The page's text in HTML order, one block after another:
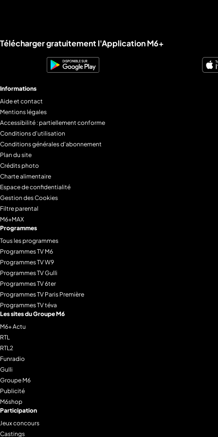
Liens utiles M6+.
Télécharger gratuitement l'Application M6+
Informations
Aide et contact
Mentions légales
Accessibilité : partiellement conforme
Conditions d'utilisation
Conditions générales d'abonnement
Plan du site
Crédits photo
Charte alimentaire
Espace de confidentialité
Gestion des Cookies
Filtre parental
M6+MAX
Programmes
Tous les programmes
Programmes TV M6
Programmes TV W9
Programmes TV Gulli
Programmes TV 6ter
Programmes TV Paris Première
Programmes TV téva
Les sites du Groupe M6
M6+ Actu
RTL
RTL2
Funradio
Gulli
Groupe M6
Publicité
M6shop
Participation
Jeux concours
Castings